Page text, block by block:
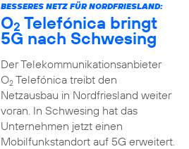
BESSERES NETZ FÜR NORDFRIESLAND:
O2 Telefónica bringt
5G nach Schwesing
Der Telekommunikationsanbieter
O2Telefónica treibt den
Netzausbau in Nordfriesland weiter
voran. In Schwesing hat das
Unternehmen jetzt einen
Mobilfunkstandort auf 5G erweitert.